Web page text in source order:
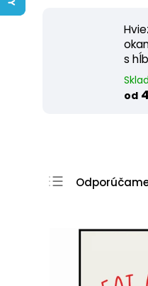
s
od
Najdrahšie
Abecedne